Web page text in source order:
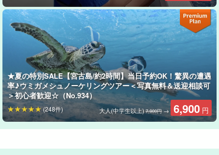
『五目釣り』は複数の魚を釣る王道スタイル！とにかくアタリが
多く、釣れる魚種も多いので最初から最後まで飽きずに楽しめる
のが魅力です☆
リールは手巻も電動も可能で、サビキは6号を使用しています。
宮古島でよく釣れる魚
○ハタ類
スジアラ・バラハタ・アカハタ・ナミハタなど
★夏の特別SALE【宮古島/約2時間】当日予約OK！驚異の遭遇
率♪ウミガメシュノーケリングツアー＜写真無料＆送迎相談可
＞初心者歓迎☆（No.934）
大人(中学生以上) 7,900円 → 6,900 円
(248件)